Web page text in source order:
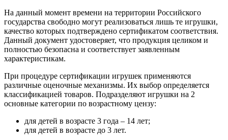
На данный момент времени на территории Российского
государства свободно могут реализоваться лишь те игрушки,
качество которых подтверждено сертификатом соответствия.
Данный документ удостоверяет, что продукция целиком и
полностью безопасна и соответствует заявленным
характеристикам.
При процедуре сертификации игрушек применяются
различные оценочные механизмы. Их выбор определяется
классификацией товаров. Подразделяют игрушки на 2
основные категории по возрастному цензу:
для детей в возрасте 3 года – 14 лет;
для детей в возрасте до 3 лет.